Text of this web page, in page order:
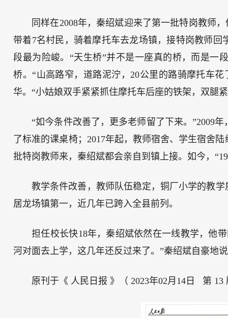
同样在2008年，秦绍斌迎来了第一批特岗教师
带着7名村民，骑着摩托车去龙场镇，接特岗教师
段最为险峻。“天生桥”并不是一座真的桥，而是一
桥。“山高路窄，道路泥泞，20公里的路骑摩托车
华。“小姑娘双手紧紧抓住摩托车后座的铁架，双腿
“如今条件改善了，更多老师留了下来。”2009
了标准的课桌椅；2017年起，教师宿舍、学生宿舍
批特岗教师来，秦绍斌都会亲自到镇上接。如今，
教学条件改善，教师队伍稳定，铜厂小学的教
居龙场镇第一，近几年已跨入全县前列。
担任校长快18年，秦绍斌依然在一线教学，他
河对面去上学，这几年还反过来了。”秦绍斌自豪地
原刊于《 人民日报 》（ 2023年02月14日 第 13